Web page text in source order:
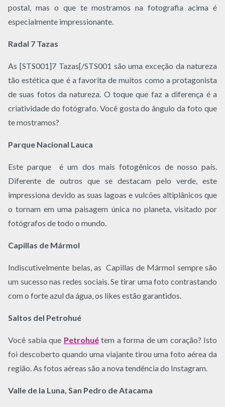
postal, mas o que te mostramos na fotografia acima é
especialmente impressionante.
Radal 7 Tazas
As [STS001]7 Tazas[/STS001 são uma exceção da natureza
tão estética que é a favorita de muitos como a protagonista
de suas fotos da natureza. O toque que faz a diferença é a
criatividade do fotógrafo. Você gosta do ângulo da foto que
te mostramos?
Parque Nacional Lauca
Este parque é um dos mais fotogênicos de nosso país.
Diferente de outros que se destacam pelo verde, este
impressiona devido as suas lagoas e vulcões altiplânicos que
o tornam em uma paisagem única no planeta, visitado por
fotógrafos de todo o mundo.
Capillas de Mármol
Indiscutivelmente belas, as Capillas de Mármol sempre são
um sucesso nas redes sociais. Se tirar uma foto contrastando
com o forte azul da água, os likes estão garantidos.
Saltos del Petrohué
Você sabia que Petrohuétem a forma de um coração? Isto
foi descoberto quando uma viajante tirou uma foto aérea da
região. As fotos aéreas são a nova tendência do Instagram.
Valle de la Luna, San Pedro de Atacama